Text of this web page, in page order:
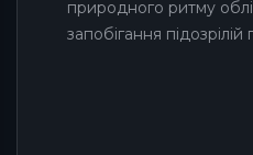
природного ритму
запобігання підозрілій